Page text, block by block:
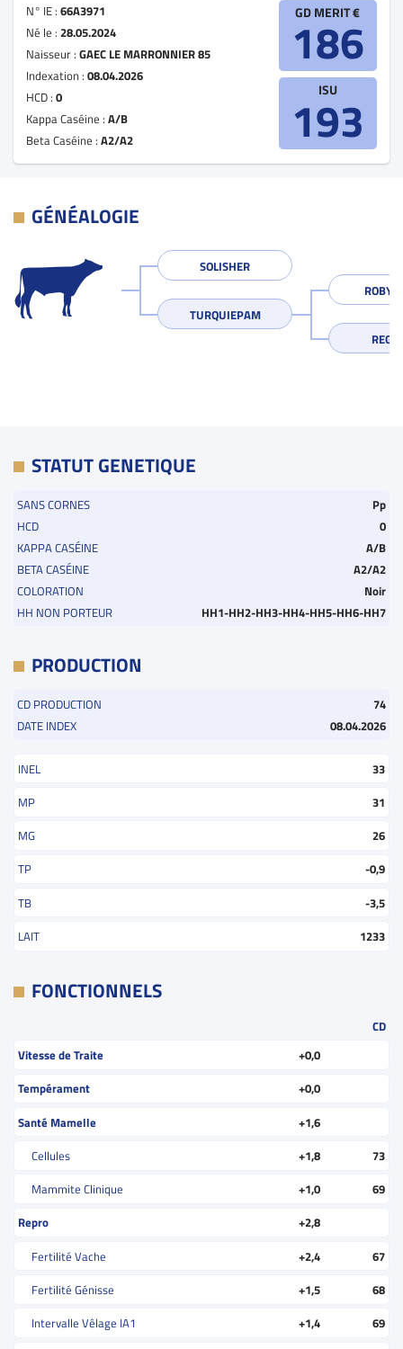
N° IE : 66A3971
Né le : 28.05.2024
Naisseur : GAEC LE MARRONNIER 85
Indexation : 08.04.2026
HCD : 0
Kappa Caséine : A/B
Beta Caséine : A2/A2
GD MERIT €
186
ISU
193
GÉNÉALOGIE
SOLISHER
TURQUIEPAM
ROBY
STATUT GENETIQUE
SANS CORNES
Pp
HCD
0
KAPPA CASÉINE
A/B
BETA CASÉINE
A2/A2
COLORATION
Noir
HH NON PORTEUR
HH1-HH2-HH3-HH4-HH5-HH6-HH7
PRODUCTION
CD PRODUCTION
74
DATE INDEX
08.04.2026
INEL
33
MP
31
MG
26
TP
-0,9
TB
-3,5
LAIT
1233
FONCTIONNELS
CD
Vitesse de Traite
+0,0
Tempérament
+0,0
Santé Mamelle
+1,6
Cellules
+1,8
73
Mammite Clinique
+1,0
69
Repro
+2,8
Fertilité Vache
+2,4
67
Fertilité Génisse
+1,5
68
Intervalle Vêlage IA1
+1,4
69